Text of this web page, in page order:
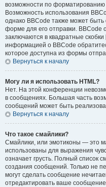
возможности по
Возможность использования
однако BBCode также может
форме для его отправки. BBCode
заключаются в квадратные
информацией о BBCode
которое доступна из формы
Вернуться к началу
Могу ли я использовать HTML?
Нет. На этой конференции
в сообщениях. Большая часть
сообщений может быть
Вернуться к началу
Что такое смайлики?
Смайлики, или эмотиконы — это
использованы для выражения
означает грусть. Полный список
создания сообщений. Только не
могут сделать сообщение
отредактировать ваше